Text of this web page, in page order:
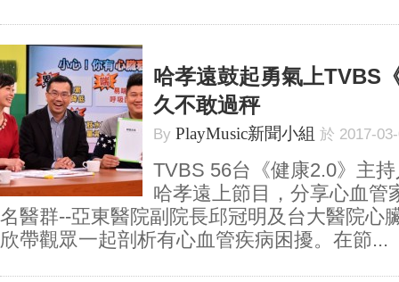
哈孝遠鼓起勇氣上TVBS
久不敢過秤
By PlayMusic新聞小組 於 2017-
TVBS 56台《健康2.0》主
哈孝遠上節目，分享心血管
名醫群--亞東醫院副院長邱冠明及台大醫院心
欣帶觀眾一起剖析有心血管疾病困擾。在節...